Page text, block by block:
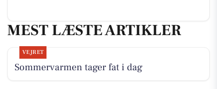
MEST LÆSTE ARTIKLER
VEJRET
Sommervarmen tager fat i dag